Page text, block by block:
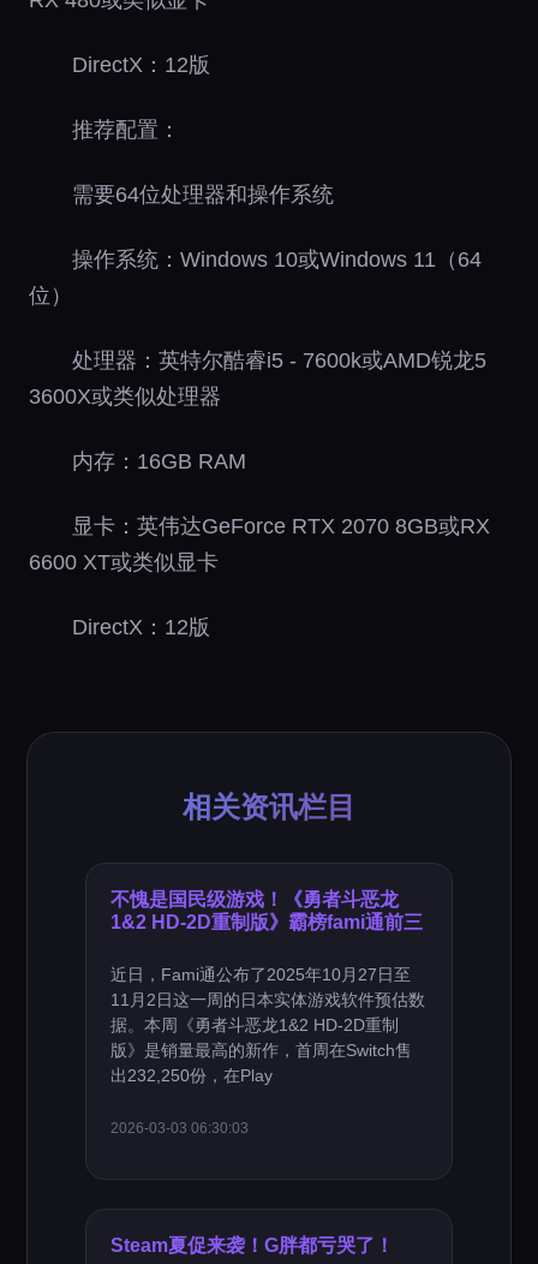
DirectX：12版
推荐配置：
需要64位处理器和操作系统
操作系统：Windows 10或Windows 11（64
位）
处理器：英特尔酷睿i5 - 7600k或AMD锐龙5
3600X或类似处理器
内存：16GB RAM
显卡：英伟达GeForce RTX 2070 8GB或RX
6600 XT或类似显卡
DirectX：12版
相关资讯栏目
不愧是国民级游戏！《勇者斗恶龙
1&2 HD-2D重制版》霸榜fami通前三
近日，Fami通公布了2025年10月27日至
11月2日这一周的日本实体游戏软件预估数
据。本周《勇者斗恶龙1&2 HD-2D重制
版》是销量最高的新作，首周在Switch售
出232,250份，在Play
2026-03-03 06:30:03
Steam夏促来袭！G胖都亏哭了！